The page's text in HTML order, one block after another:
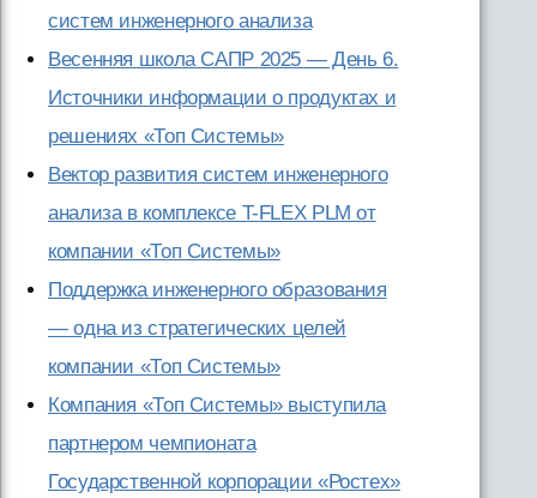
систем инженерного анализа
Весенняя школа САПР 2025 — День 6.
Источники информации о продуктах и
решениях «Топ Системы»
Вектор развития систем инженерного
анализа в комплексе T-FLEX PLM от
компании «Топ Системы»
Поддержка инженерного образования
— одна из стратегических целей
компании «Топ Системы»
Компания «Топ Системы» выступила
партнером чемпионата
Государственной корпорации «Ростех»